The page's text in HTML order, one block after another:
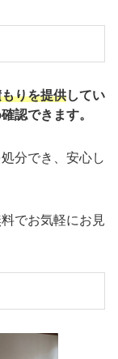
りを提供してい
認できます。
分でき、安心し
でお気軽にお見